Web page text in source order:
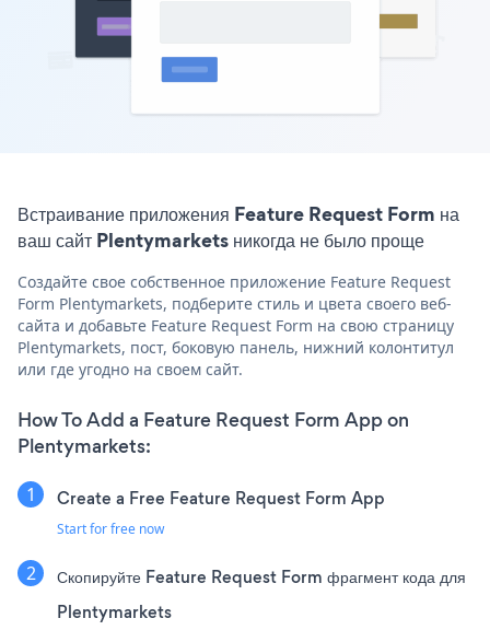
Встраивание приложения Feature Request Form на
ваш сайт Plentymarkets никогда не было проще
Создайте свое собственное приложение Feature Request
Form Plentymarkets, подберите стиль и цвета своего веб-
сайта и добавьте Feature Request Form на свою страницу
Plentymarkets, пост, боковую панель, нижний колонтитул
или где угодно на своем сайт.
How To Add a Feature Request Form App on
Plentymarkets:
Create a Free Feature Request Form App
Start for free now
Скопируйте Feature Request Form фрагмент кода для
Plentymarkets